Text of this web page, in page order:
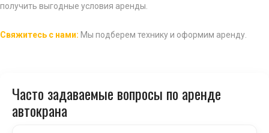
получить выгодные условия аренды.
Свяжитесь с нами: Мы подберем технику и оформим аренду.
Часто задаваемые вопросы по аренде
автокрана